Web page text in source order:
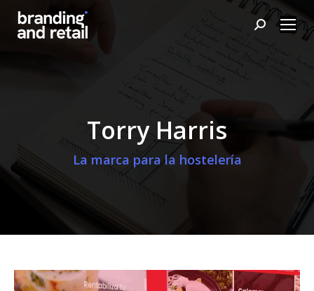
Buscar:
Torry Harris
La marca para la hostelería